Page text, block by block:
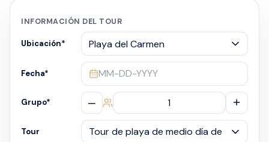
INFORMACIÓN DEL TOUR
Ubicación*
Fecha* MM-DD-YYYY
Grupo* – +
Tour